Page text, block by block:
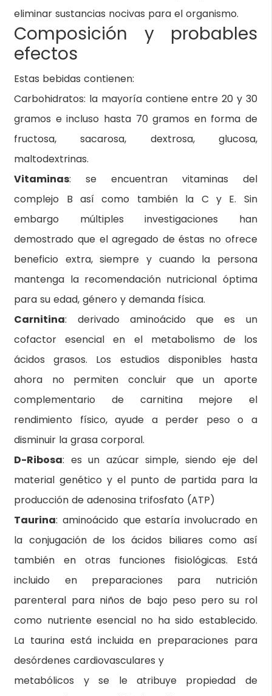
eliminar sustancias nocivas para el organismo.
Composición y probables
efectos
Estas bebidas contienen:
Carbohidratos: la mayoría contiene entre 20 y 30
gramos e incluso hasta 70 gramos en forma de
fructosa, sacarosa, dextrosa, glucosa,
maltodextrinas.
Vitaminas: se encuentran vitaminas del
complejo B así como también la C y E. Sin
embargo múltiples investigaciones han
demostrado que el agregado de éstas no ofrece
beneficio extra, siempre y cuando la persona
mantenga la recomendación nutricional óptima
para su edad, género y demanda física.
Carnitina: derivado aminoácido que es un
cofactor esencial en el metabolismo de los
ácidos grasos. Los estudios disponibles hasta
ahora no permiten concluir que un aporte
complementario de carnitina mejore el
rendimiento físico, ayude a perder peso o a
disminuir la grasa corporal.
D-Ribosa: es un azúcar simple, siendo eje del
material genético y el punto de partida para la
producción de adenosina trifosfato (ATP)
Taurina: aminoácido que estaría involucrado en
la conjugación de los ácidos biliares como así
también en otras funciones fisiológicas. Está
incluido en preparaciones para nutrición
parenteral para niños de bajo peso pero su rol
como nutriente esencial no ha sido establecido.
La taurina está incluida en preparaciones para
desórdenes cardiovasculares y
metabólicos y se le atribuye propiedad de